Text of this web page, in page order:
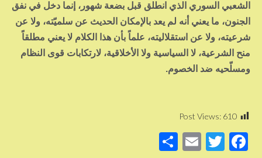
الشعبي السوري الذي انطلق قبل بضعة شهور، إنما دخل في نفق
الجنون، ما يعني أنه لم يعد بالإمكان الحديث عن سلميّته، ولا عن
شرعيته، ولا عن استقلاليته، علماً بأن هذا الكلام لا يعني مطلقاً
منح الشرعية، لا السياسية ولا الأخلاقية، لارتكابات قوى النظام
ومسلّحيه ضد الخصوم.
Post Views: 610
F
T
E